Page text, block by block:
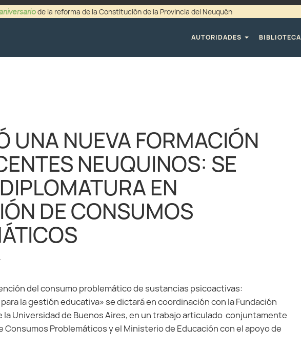
de la reforma de la Constitución de la Provincia del Neuquén
AUTORIDADES
BIBLIOTECA
UNA NUEVA FORMACIÓN
NEUQUINOS: SE
EN
DE CONSUMOS
del consumo problemático de sustancias psicoactivas:
la gestión educativa» se dictará en coordinación con la Fundación
la Universidad de Buenos Aires, en un trabajo articulado conjuntamente
Consumos Problemáticos y el Ministerio de Educación con el apoyo de